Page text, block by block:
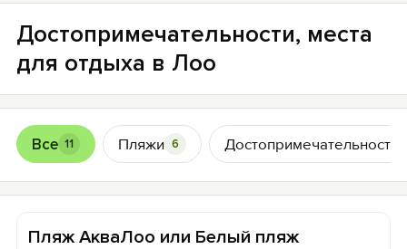
История просмотра
Добавить свой объект
Достопримечательности, места
для отдыха в Лоо
Все 11 Пляжи 6 Достопримечательности
Пляж АкваЛоо или Белый пляж